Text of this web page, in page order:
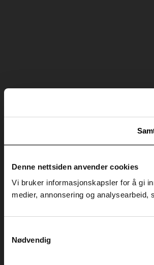
Denne nettsiden anvender cookies
Vi bruker informasjonskapsler for å gi
medier, annonsering og
Nødvendig
Vil du ha 20%